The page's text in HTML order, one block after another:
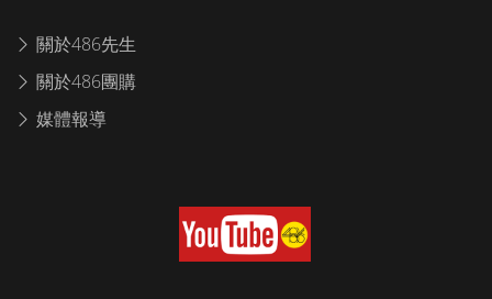
關於486先生
關於486團購
媒體報導